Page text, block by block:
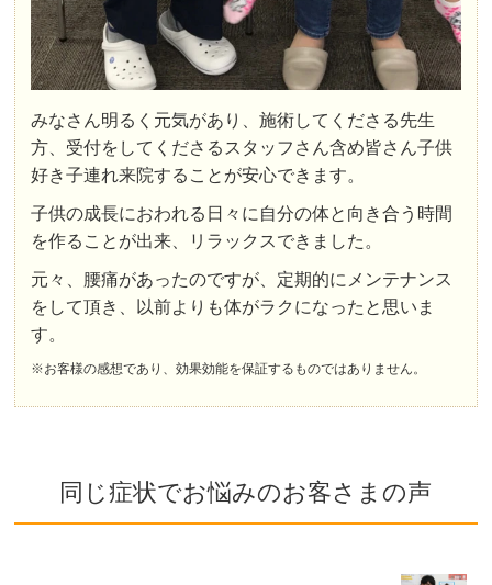
みなさん明るく元気があり、施術してくださる先生
方、受付をしてくださるスタッフさん含め皆さん子供
好き子連れ来院することが安心できます。
子供の成長におわれる日々に自分の体と向き合う時間
を作ることが出来、リラックスできました。
元々、腰痛があったのですが、定期的にメンテナンス
をして頂き、以前よりも体がラクになったと思いま
す。
※お客様の感想であり、効果効能を保証するものではありません。
同じ症状でお悩みのお客さまの声